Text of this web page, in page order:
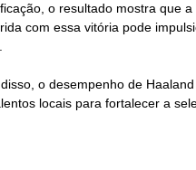
o resultado mostra que
com essa vitória pode
o desempenho de
locais para fortalecer a